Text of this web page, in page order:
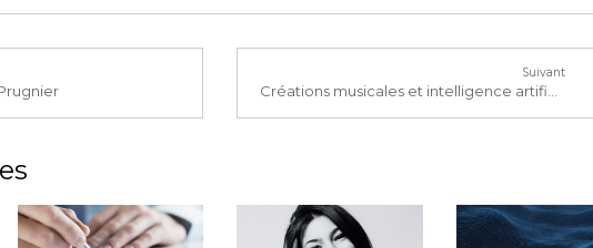
Suivant
Créations musicales et intelligence artificielle